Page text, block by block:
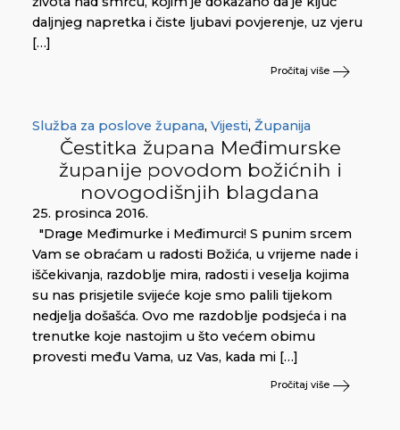
daljnjeg napretka i čiste ljubavi povjerenje, uz vjeru
[…]
Pročitaj više
Služba za poslove župana, Vijesti, Županija
Čestitka župana Međimurske
županije povodom božićnih i
novogodišnjih blagdana
25. prosinca 2016.
"Drage Međimurke i Međimurci! S punim srcem
Vam se obraćam u radosti Božića, u vrijeme nade i
iščekivanja, razdoblje mira, radosti i veselja kojima
su nas prisjetile svijeće koje smo palili tijekom
nedjelja došašća. Ovo me razdoblje podsjeća i na
trenutke koje nastojim u što većem obimu
provesti među Vama, uz Vas, kada mi […]
Pročitaj više